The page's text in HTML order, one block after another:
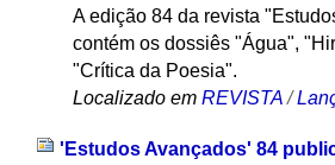
A edição 84 da revista
contém os dossiês "Água",
"Crítica da Poesia".
Localizado em REVISTA /
'Estudos Avançados' 84